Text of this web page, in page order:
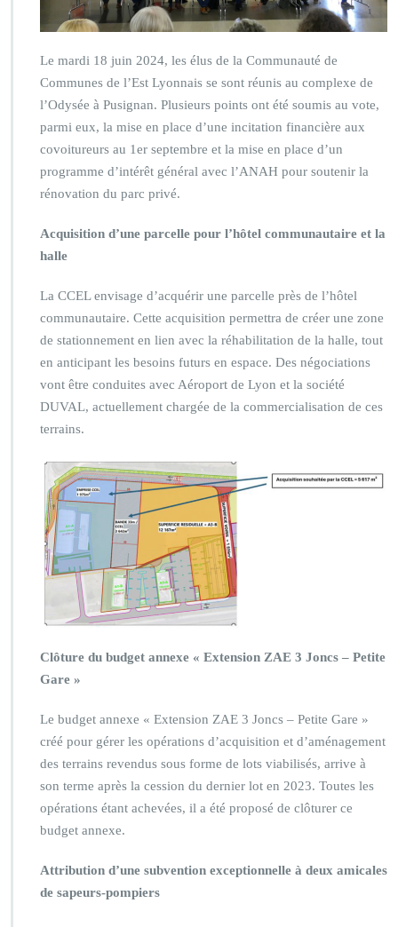
Le mardi 18 juin 2024, les élus de la Communauté de
Communes de l’Est Lyonnais se sont réunis au complexe de
l’Odysée à Pusignan. Plusieurs points ont été soumis au vote,
parmi eux, la mise en place d’une incitation financière aux
covoitureurs au 1er septembre et la mise en place d’un
programme d’intérêt général avec l’ANAH pour soutenir la
rénovation du parc privé.
Acquisition d’une parcelle pour l’hôtel communautaire et la
halle
La CCEL envisage d’acquérir une parcelle près de l’hôtel
communautaire. Cette acquisition permettra de créer une zone
de stationnement en lien avec la réhabilitation de la halle, tout
en anticipant les besoins futurs en espace. Des négociations
vont être conduites avec Aéroport de Lyon et la société
DUVAL, actuellement chargée de la commercialisation de ces
terrains.
Clôture du budget annexe « Extension ZAE 3 Joncs – Petite
Gare »
Le budget annexe « Extension ZAE 3 Joncs – Petite Gare »
créé pour gérer les opérations d’acquisition et d’aménagement
des terrains revendus sous forme de lots viabilisés, arrive à
son terme après la cession du dernier lot en 2023. Toutes les
opérations étant achevées, il a été proposé de clôturer ce
budget annexe.
Attribution d’une subvention exceptionnelle à deux amicales
de sapeurs-pompiers